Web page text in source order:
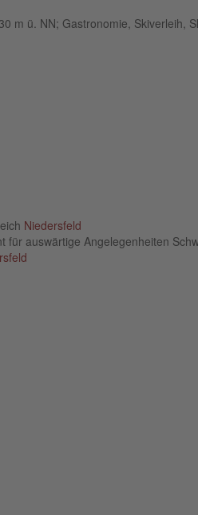
m ü. NN; Gastronomie, Skiverleih,
Niedersfeld
für auswärtige Angelegenheiten